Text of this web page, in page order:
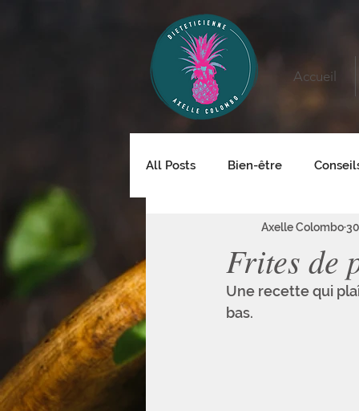
Accueil
All Posts Bien-être
Frites de
Axelle Colombo
Une recette qui
bas.